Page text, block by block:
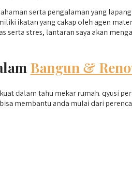
serta pengalaman yang
ikatan yang cakap oleh agen
stres, lantaran saya akan
Bangun &
dalam tahu mekar rumah. qyusi
membantu anda mulai dari